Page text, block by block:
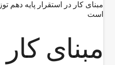
مبنای کار در استقرار پایه دهم
است
مبنای کار